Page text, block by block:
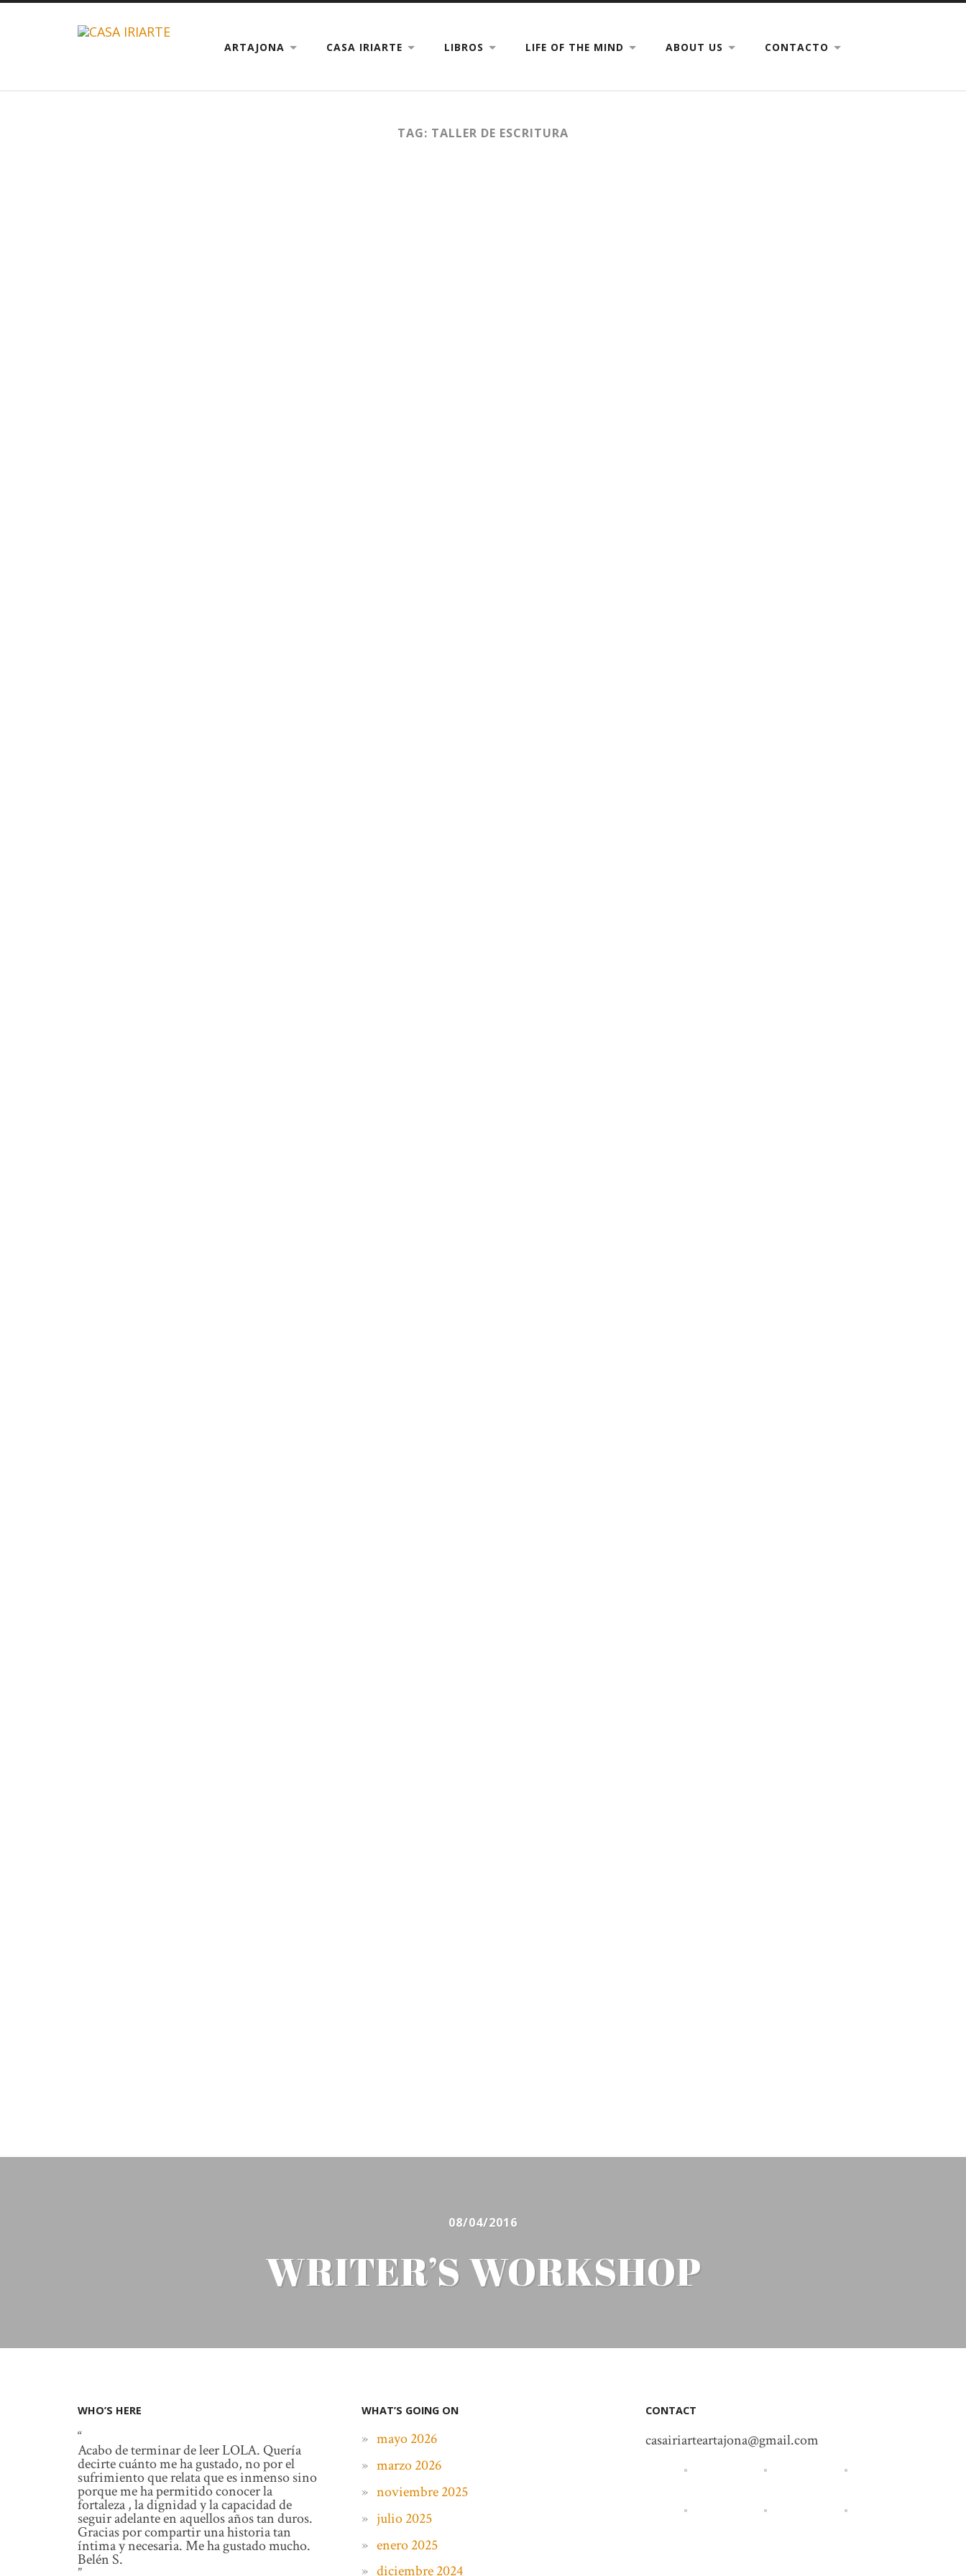
ARTAJONA CASA IRIARTE LIBROS LIFE OF THE MIND ABOUT US CONTACTO
TAG: TALLER DE ESCRITURA
08/04/2016
WRITER’S WORKSHOP
WHO’S HERE
Acabo de terminar de leer LOLA. Quería
decirte cuánto me ha gustado, no por el
sufrimiento que relata que es inmenso sino
porque me ha permitido conocer la
fortaleza , la dignidad y la capacidad de
seguir adelante en aquellos años tan duros.
Gracias por compartir una historia tan
íntima y necesaria. Me ha gustado mucho.
Belén S.
WHAT’S GOING ON
mayo 2026
marzo 2026
noviembre 2025
julio 2025
enero 2025
diciembre 2024
CONTACT
casairiarteartajona@gmail.com